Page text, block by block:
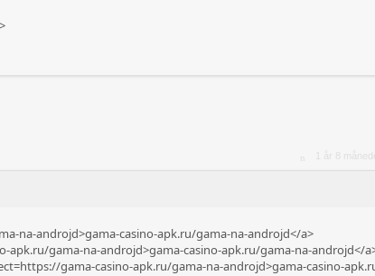
1 år 8
na-androjd>gama-casino-apk.ru/gama-na-androjd</a>
gama-na-androjd>gama-casino-apk.ru/gama-na-androjd</
gama-casino-apk.ru/gama-na-androjd>gama-casino-